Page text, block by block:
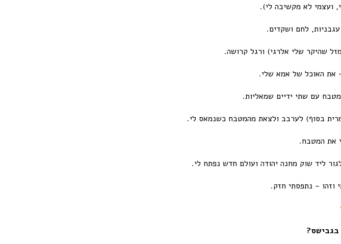
ועצמי לא מקשיבה לי).
לחם ושקדים.
מזל שהיקר שלי אלרגי) ורגל קרושה.
את האוכל של אמא שלי.
עם שתי ידיים שמאליות.
בסוף) לערבב ולצאת מהמטבח כשנמאס לי.
את המטבח.
ליד שוק מחנה יהודה ועולם חדש נפתח לי.
וזהו – נתפסתי חזק.
בגבישס?